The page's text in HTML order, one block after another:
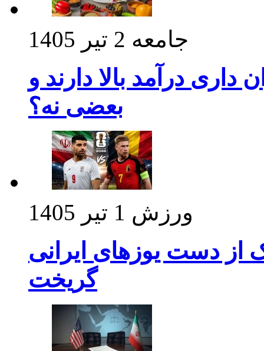
جامعه 2 تیر 1405
درآمد بالا دارند و
بعضی نه؟
ورزش 1 تیر 1405
از دست یوزهای ایرانی
گریخت